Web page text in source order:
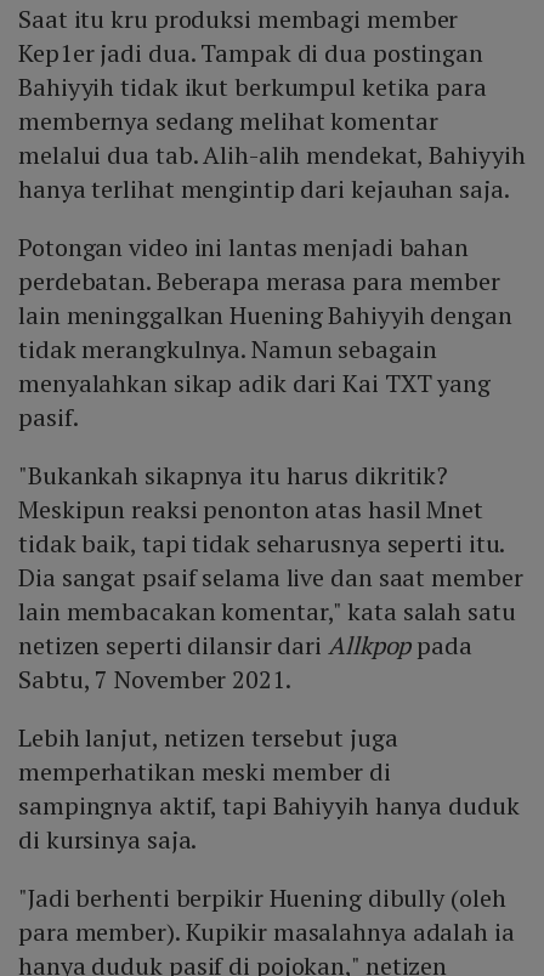
Saat itu kru produksi membagi member
Kep1er jadi dua. Tampak di dua postingan
Bahiyyih tidak ikut berkumpul ketika para
membernya sedang melihat komentar
melalui dua tab. Alih-alih mendekat, Bahiyyih
hanya terlihat mengintip dari kejauhan saja.
Potongan video ini lantas menjadi bahan
perdebatan. Beberapa merasa para member
lain meninggalkan Huening Bahiyyih dengan
tidak merangkulnya. Namun sebagain
menyalahkan sikap adik dari Kai TXT yang
pasif.
"Bukankah sikapnya itu harus dikritik?
Meskipun reaksi penonton atas hasil Mnet
tidak baik, tapi tidak seharusnya seperti itu.
Dia sangat psaif selama live dan saat member
lain membacakan komentar," kata salah satu
netizen seperti dilansir dari Allkpoppada
Sabtu, 7 November 2021.
Lebih lanjut, netizen tersebut juga
memperhatikan meski member di
sampingnya aktif, tapi Bahiyyih hanya duduk
di kursinya saja.
"Jadi berhenti berpikir Huening dibully (oleh
para member). Kupikir masalahnya adalah ia
hanya duduk pasif di pojokan," netizen